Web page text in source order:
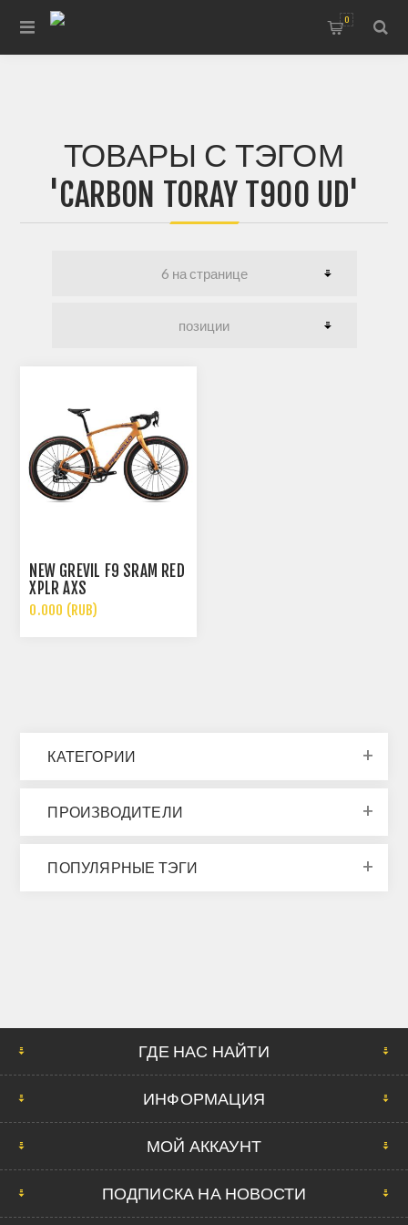
0
ТОВАРЫ С ТЭГОМ
'CARBON TORAY T900 UD'
NEW GREVIL F9 SRAM RED
XPLR AXS
0.000 (RUB)
КАТЕГОРИИ
ПРОИЗВОДИТЕЛИ
ПОПУЛЯРНЫЕ ТЭГИ
ГДЕ НАС НАЙТИ
ИНФОРМАЦИЯ
МОЙ АККАУНТ
ПОДПИСКА НА НОВОСТИ